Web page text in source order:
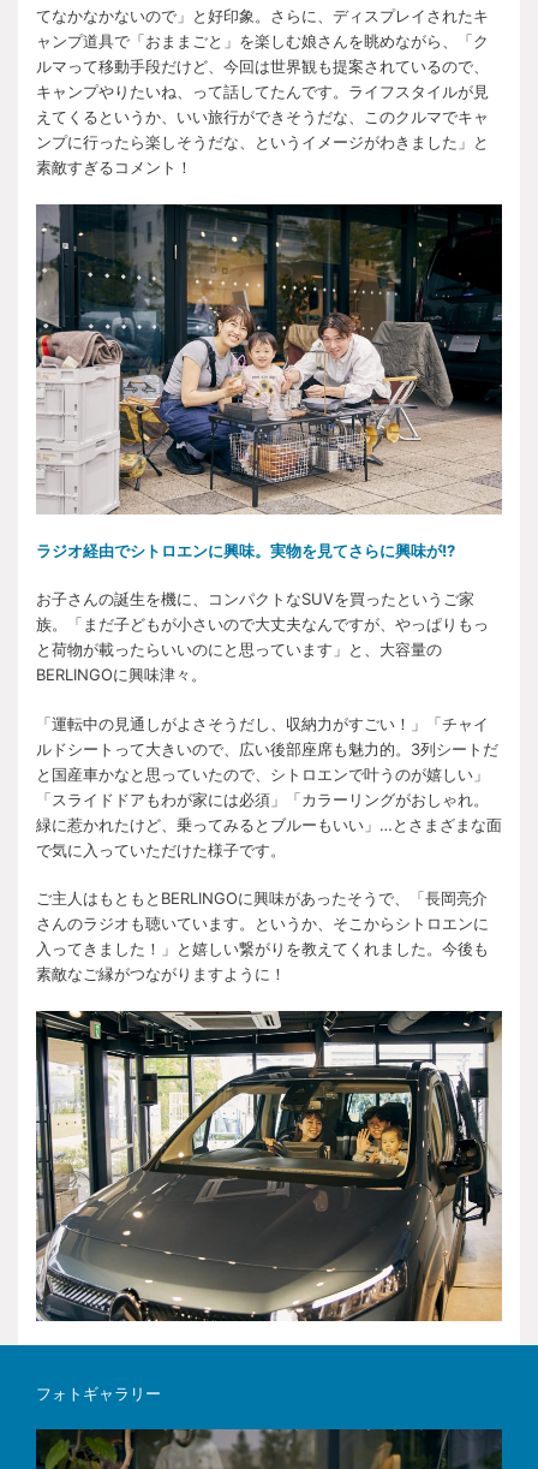
てなかなかないので」と好印象。さらに、ディスプレイされたキ
ャンプ道具で「おままごと」を楽しむ娘さんを眺めながら、「ク
ルマって移動手段だけど、今回は世界観も提案されているので、
キャンプやりたいね、って話してたんです。ライフスタイルが見
えてくるというか、いい旅行ができそうだな、このクルマでキャ
ンプに行ったら楽しそうだな、というイメージがわきました」と
素敵すぎるコメント！
ラジオ経由でシトロエンに興味。実物を見てさらに興味が!?
お子さんの誕生を機に、コンパクトなSUVを買ったというご家
族。「まだ子どもが小さいので大丈夫なんですが、やっぱりもっ
と荷物が載ったらいいのにと思っています」と、大容量の
BERLINGOに興味津々。
「運転中の見通しがよさそうだし、収納力がすごい！」「チャイ
ルドシートって大きいので、広い後部座席も魅力的。3列シートだ
と国産車かなと思っていたので、シトロエンで叶うのが嬉しい」
「スライドドアもわが家には必須」「カラーリングがおしゃれ。
緑に惹かれたけど、乗ってみるとブルーもいい」…とさまざまな面
で気に入っていただけた様子です。
ご主人はもともとBERLINGOに興味があったそうで、「長岡亮介
さんのラジオも聴いています。というか、そこからシトロエンに
入ってきました！」と嬉しい繋がりを教えてくれました。今後も
素敵なご縁がつながりますように！
フォトギャラリー